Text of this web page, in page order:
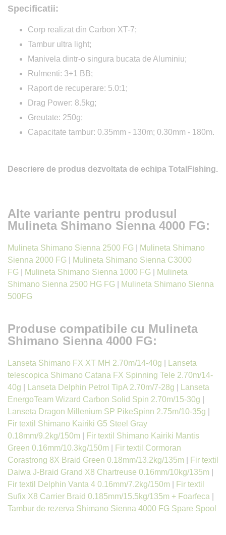
Specificatii:
Corp realizat din Carbon XT-7;
Tambur ultra light;
Manivela dintr-o singura bucata de Aluminiu;
Rulmenti: 3+1 BB;
Raport de recuperare: 5.0:1;
Drag Power: 8.5kg;
Greutate: 250g;
Capacitate tambur: 0.35mm - 130m; 0.30mm - 180m.
Descriere de produs dezvoltata de echipa TotalFishing.
Alte variante pentru produsul
Mulineta Shimano Sienna 4000 FG:
Mulineta Shimano Sienna 2500 FG
Mulineta Shimano
Sienna 2000 FG
Mulineta Shimano Sienna C3000
FG
Mulineta Shimano Sienna 1000 FG
Mulineta
Shimano Sienna 2500 HG FG
Mulineta Shimano Sienna
500FG
Produse compatibile cu Mulineta
Shimano Sienna 4000 FG:
Lanseta Shimano FX XT MH 2.70m/14-40g
Lanseta
telescopica Shimano Catana FX Spinning Tele 2.70m/14-
40g
Lanseta Delphin Petrol TipA 2.70m/7-28g
Lanseta
EnergoTeam Wizard Carbon Solid Spin 2.70m/15-30g
Lanseta Dragon Millenium SP PikeSpinn 2.75m/10-35g
Fir textil Shimano Kairiki G5 Steel Gray
0.18mm/9.2kg/150m
Fir textil Shimano Kairiki Mantis
Green 0.16mm/10.3kg/150m
Fir textil Cormoran
Corastrong 8X Braid Green 0.18mm/13.2kg/135m
Fir textil
Daiwa J-Braid Grand X8 Chartreuse 0.16mm/10kg/135m
Fir textil Delphin Vanta 4 0.16mm/7.2kg/150m
Fir textil
Sufix X8 Carrier Braid 0.185mm/15.5kg/135m + Foarfeca
Tambur de rezerva Shimano Sienna 4000 FG Spare Spool